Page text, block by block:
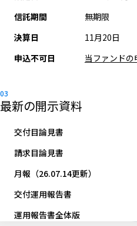
信託期間
無期限
決算日
11月20日
申込不可日
当ファンドの
最新の開示資料
交付目論見書
請求目論見書
月報（26.07.14更新）
交付運用報告書
運用報告書全体版